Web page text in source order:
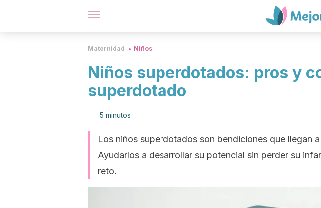
Maternidad Niños
Niños superdotados: pros y
superdotado
5 minutos
Los niños superdotados son bendiciones que llegan
Ayudarlos a desarrollar su potencial sin perder su
reto.